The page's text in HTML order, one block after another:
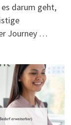
darum geht,
Journey …